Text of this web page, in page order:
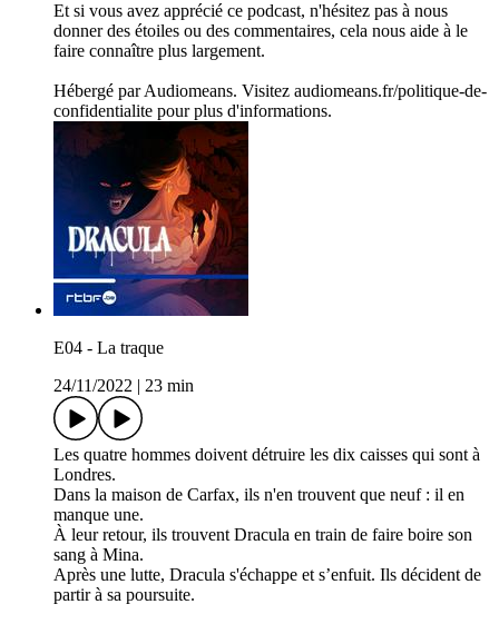
Et si vous avez apprécié ce podcast, n'hésitez pas à nous
donner des étoiles ou des commentaires, cela nous aide à le
faire connaître plus largement.
Hébergé par Audiomeans. Visitez audiomeans.fr/politique-de-
confidentialite pour plus d'informations.
E04 - La traque
24/11/2022
23 min
Les quatre hommes doivent détruire les dix caisses qui sont à
Londres.
Dans la maison de Carfax, ils n'en trouvent que neuf : il en
manque une.
À leur retour, ils trouvent Dracula en train de faire boire son
sang à Mina.
Après une lutte, Dracula s'échappe et s’enfuit. Ils décident de
partir à sa poursuite.